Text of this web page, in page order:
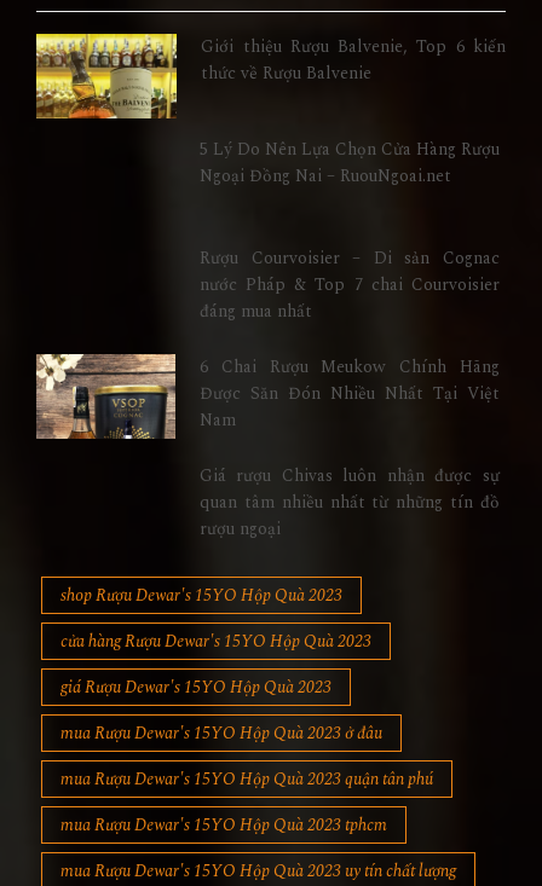
Giới thiệu Rượu Balvenie, Top 6 kiến
thức về Rượu Balvenie
5 Lý Do Nên Lựa Chọn Cửa Hàng Rượu
Ngoại Đồng Nai – RuouNgoai.net
Rượu Courvoisier – Di sản Cognac
nước Pháp & Top 7 chai Courvoisier
đáng mua nhất
6 Chai Rượu Meukow Chính Hãng
Được Săn Đón Nhiều Nhất Tại Việt
Nam
Giá rượu Chivas luôn nhận được sự
quan tâm nhiều nhất từ những tín đồ
rượu ngoại
shop Rượu Dewar's 15YO Hộp Quà 2023
cửa hàng Rượu Dewar's 15YO Hộp Quà 2023
giá Rượu Dewar's 15YO Hộp Quà 2023
mua Rượu Dewar's 15YO Hộp Quà 2023 ở đâu
mua Rượu Dewar's 15YO Hộp Quà 2023 quận tân phú
mua Rượu Dewar's 15YO Hộp Quà 2023 tphcm
mua Rượu Dewar's 15YO Hộp Quà 2023 uy tín chất lượng